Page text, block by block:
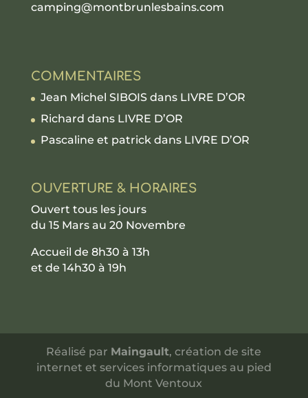
camping@montbrunlesbains.com
COMMENTAIRES
Jean Michel SIBOISdans LIVRE D’OR
Richard dans LIVRE D’OR
Pascaline et patrickdans LIVRE D’OR
OUVERTURE & HORAIRES
Ouvert tous les jours
du 15 Mars au 20 Novembre
Accueil de 8h30 à 13h
et de 14h30 à 19h
Réalisé par Maingault, création de site
internet et services informatiques au pied
du Mont Ventoux